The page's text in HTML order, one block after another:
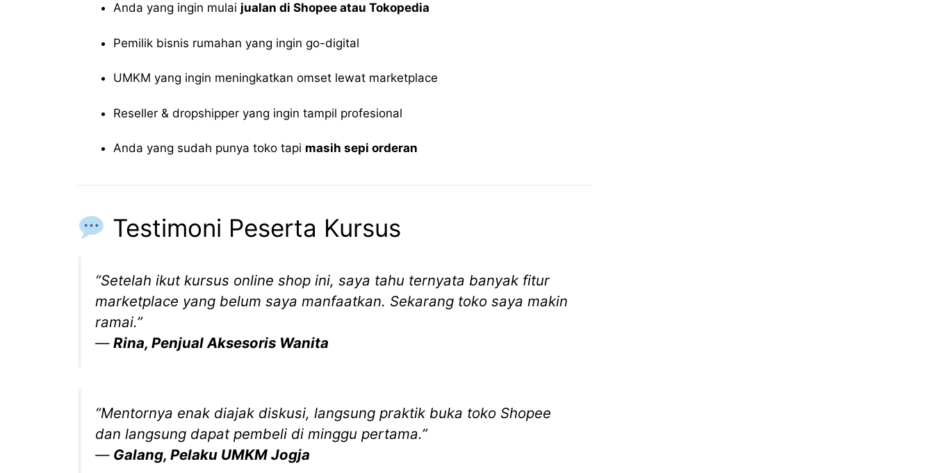
Anda yang ingin mulai jualan di Shopee atau Tokopedia
Pemilik bisnis rumahan yang ingin go-digital
UMKM yang ingin meningkatkan omset lewat marketplace
Reseller & dropshipper yang ingin tampil profesional
Anda yang sudah punya toko tapi masih sepi orderan
Testimoni Peserta Kursus
“Setelah ikut kursus online shop ini, saya tahu ternyata banyak fitur
marketplace yang belum saya manfaatkan. Sekarang toko saya makin
ramai.”
— Rina, Penjual Aksesoris Wanita
“Mentornya enak diajak diskusi, langsung praktik buka toko Shopee
dan langsung dapat pembeli di minggu pertama.”
— Galang, Pelaku UMKM Jogja